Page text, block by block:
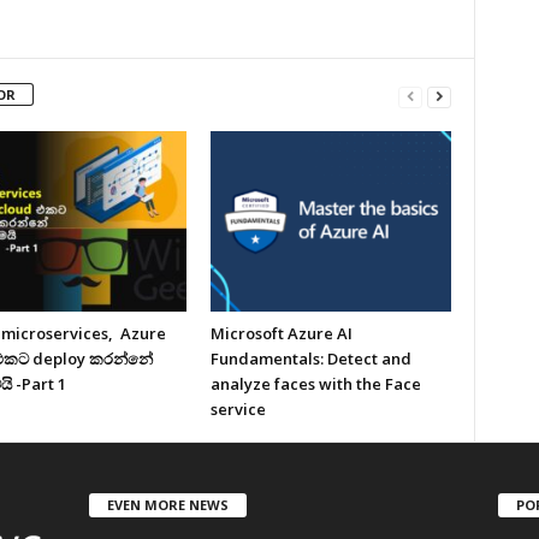
Azure
deploy කරන්නේ
-Part 1
Microsoft Azure AI
Fundamentals: Detect and
analyze faces with the Face
service
EVEN MORE NEWS